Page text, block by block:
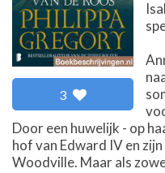
3
Door een huwelijk - op
hof van Edward IV en
Woodville. Maar als